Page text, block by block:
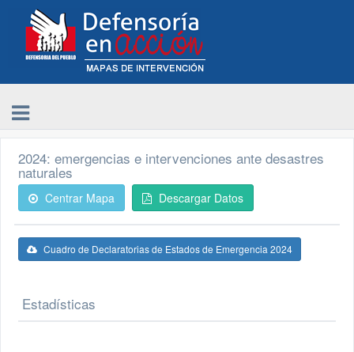
2024: emergencias e intervenciones ante desastres
naturales
Centrar Mapa Descargar Datos
Cuadro de Declaratorias de Estados de Emergencia 2024
Estadísticas